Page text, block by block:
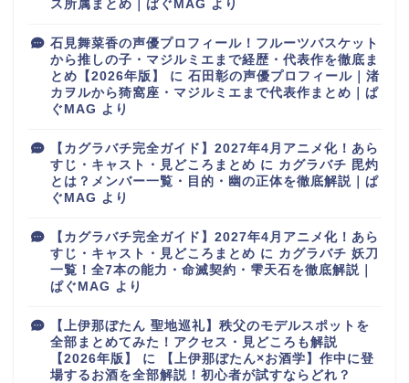
ス所属まとめ｜ぱぐMAG より
石見舞菜香の声優プロフィール！フルーツバスケット
から推しの子・マジルミエまで経歴・代表作を徹底ま
とめ【2026年版】
に 石田彰の声優プロフィール｜渚
カヲルから猗窩座・マジルミエまで代表作まとめ｜ぱ
ぐMAG より
【カグラバチ完全ガイド】2027年4月アニメ化！あら
すじ・キャスト・見どころまとめ に カグラバチ 毘灼
とは？メンバー一覧・目的・幽の正体を徹底解説｜ぱ
ぐMAG より
【カグラバチ完全ガイド】2027年4月アニメ化！あら
すじ・キャスト・見どころまとめ に カグラバチ 妖刀
一覧！全7本の能力・命滅契約・雫天石を徹底解説｜
ぱぐMAG より
【上伊那ぼたん 聖地巡礼】秩父のモデルスポットを
全部まとめてみた！アクセス・見どころも解説
【2026年版】
に
【上伊那ぼたん×お酒学】作中に登
場するお酒を全部解説！初心者が試すならどれ？